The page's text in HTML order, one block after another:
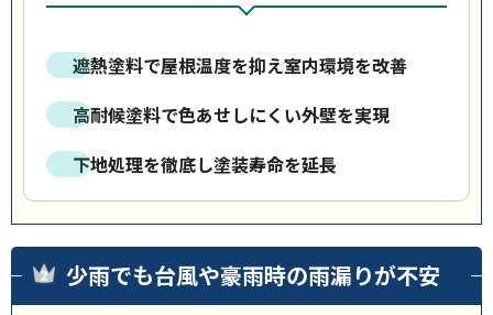
遮熱塗料で屋根温度を抑え室内環境を改善
高耐候塗料で色あせしにくい外壁を実現
下地処理を徹底し塗装寿命を延長
少雨でも台風や豪雨時の雨漏りが不安